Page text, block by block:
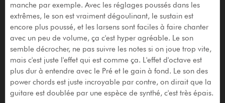
manche par exemple. Avec les réglages poussés dans les
extrêmes, le son est vraiment dégoulinant, le sustain est
encore plus poussé, et les larsens sont faciles à faire chanter
avec un peu de volume, ça c'est hyper agréable. Le son
semble décrocher, ne pas suivre les notes si on joue trop vite,
mais c'est juste l'effet qui est comme ça. L'effet d'octave est
plus dur à entendre avec le Pré et le gain à fond. Le son des
power chords est juste incroyable par contre, on dirait que la
guitare est doublée par une espèce de synthé, c'est très épais.